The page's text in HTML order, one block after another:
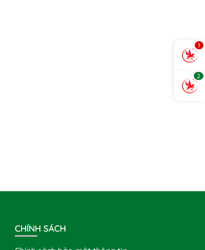
1
2
CHÍNH SÁCH